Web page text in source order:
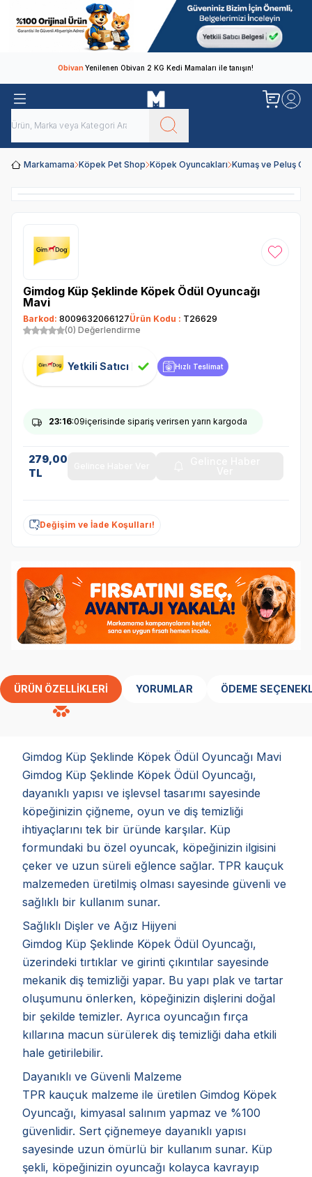
ObivanYenilenen Obivan 2 KG Kedi Mamaları ile tanışın!
Markamama Köpek Pet Shop Köpek Oyuncakları Kumaş ve Peluş
Favoriye
Gimdog Küp Şeklinde Köpek Ödül Oyuncağı
Mavi
Barkod: 8009632066127Ürün Kodu : T26629
(0) Değerlendirme
Yetkili Satıcı Hızlı Teslimat
23:16:09içerisinde sipariş verirsen yarın kargoda
279,00
TL
Değişim ve İade Koşulları!
ÜRÜN ÖZELLIKLERI YORUMLAR ÖDEME
Gimdog Küp Şeklinde Köpek Ödül Oyuncağı Mavi
Gimdog Küp Şeklinde Köpek Ödül Oyuncağı,
dayanıklı yapısı ve işlevsel tasarımı sayesinde
köpeğinizin çiğneme, oyun ve diş temizliği
ihtiyaçlarını tek bir üründe karşılar. Küp
formundaki bu özel oyuncak, köpeğinizin ilgisini
çeker ve uzun süreli eğlence sağlar. TPR kauçuk
malzemeden üretilmiş olması sayesinde güvenli ve
sağlıklı bir kullanım sunar.
Sağlıklı Dişler ve Ağız Hijyeni
Gimdog Küp Şeklinde Köpek Ödül Oyuncağı,
üzerindeki tırtıklar ve girinti çıkıntılar sayesinde
mekanik diş temizliği yapar. Bu yapı plak ve tartar
oluşumunu önlerken, köpeğinizin dişlerini doğal
bir şekilde temizler. Ayrıca oyuncağın fırça
kıllarına macun sürülerek diş temizliği daha etkili
hale getirilebilir.
Dayanıklı ve Güvenli Malzeme
TPR kauçuk malzeme ile üretilen Gimdog Köpek
Oyuncağı, kimyasal salınım yapmaz ve %100
güvenlidir. Sert çiğnemeye dayanıklı yapısı
sayesinde uzun ömürlü bir kullanım sunar. Küp
şekli, köpeğinizin oyuncağı kolayca kavrayıp